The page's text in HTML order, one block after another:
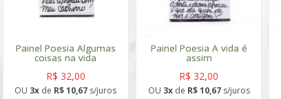
Painel Poesia Algumas
coisas na vida
R$ 32,00
OU 3x de R$ 10,67 s/juros
Painel Poesia A vida é
assim
R$ 32,00
OU 3xde R$ 10,67s/juros